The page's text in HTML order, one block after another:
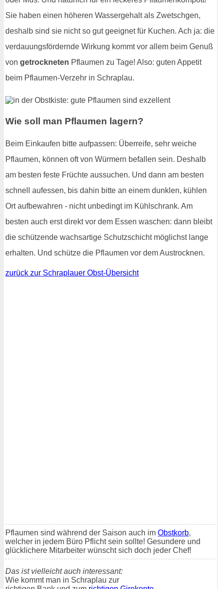
Sie haben einen höheren Wassergehalt als Zwetschgen,
deshalb sind sie nicht so gut geeignet für Kuchen. Ach ja: die
verdauungsfördernde Wirkung kommt vor allem beim Genuß
von getrockneten Pflaumen zu Tage! Also: guten Appetit
beim Pflaumen-Verzehr in Schraplau.
Wie soll man Pflaumen lagern?
Beim Einkaufen bitte aufpassen: Überreife, sehr weiche
Pflaumen, können oft von Würmern befallen sein. Deshalb
am besten feste Früchte aussuchen. Und dann am besten
schnell aufessen, bis dahin bitte an einem dunklen, kühlen
Ort aufbewahren - nicht unbedingt im Kühlschrank. Am
besten auch erst direkt vor dem Essen waschen: dann bleibt
die schützende wachsartige Schutzschicht möglichst lange
erhalten. Und schütze die Pflaumen vor dem Austrocknen.
zurück zur Schraplauer Obst-Übersicht
Pflaumen sind während der Saison auch im Obstkorb,
welcher in jedem Büro Pflicht sein sollte! Gesundere und
glücklichere Mitarbeiter wünscht sich doch jeder Chef!
Das ist vielleicht auch interessant:
Wie kommt man in Schraplau zur